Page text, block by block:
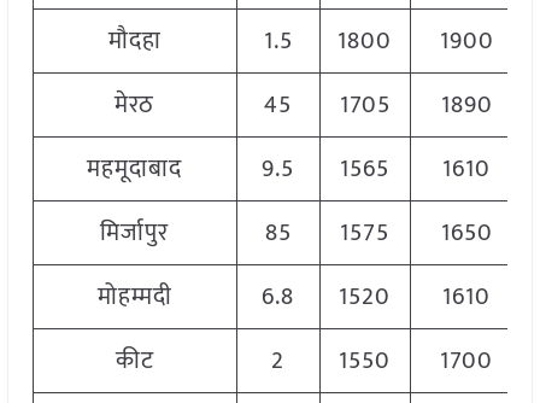
मौदहा
1.5 1800 1900
मेरठ
45 1705 1890
महमूदाबाद
9.5 1565
1610
मिर्जापुर
85 1575
1650
मोहम्मदी
6.8 1520
1610
कीट
2 1550 1700